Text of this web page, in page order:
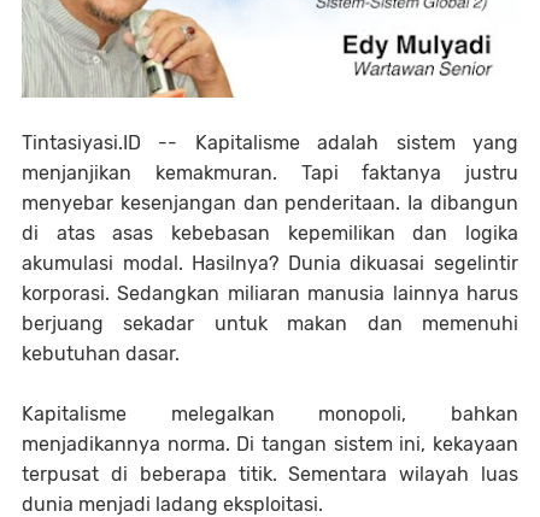
Tintasiyasi.ID -- Kapitalisme adalah sistem yang
menjanjikan kemakmuran. Tapi faktanya justru
menyebar kesenjangan dan penderitaan. Ia dibangun
di atas asas kebebasan kepemilikan dan logika
akumulasi modal. Hasilnya? Dunia dikuasai segelintir
korporasi. Sedangkan miliaran manusia lainnya harus
berjuang sekadar untuk makan dan memenuhi
kebutuhan dasar.
Kapitalisme melegalkan monopoli, bahkan
menjadikannya norma. Di tangan sistem ini, kekayaan
terpusat di beberapa titik. Sementara wilayah luas
dunia menjadi ladang eksploitasi.